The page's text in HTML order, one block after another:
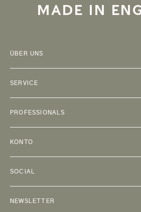
MADE IN
NEWSLETTER
ÜBER UNS
SERVICE
PROFESSIONALS
KONTO
SOCIAL